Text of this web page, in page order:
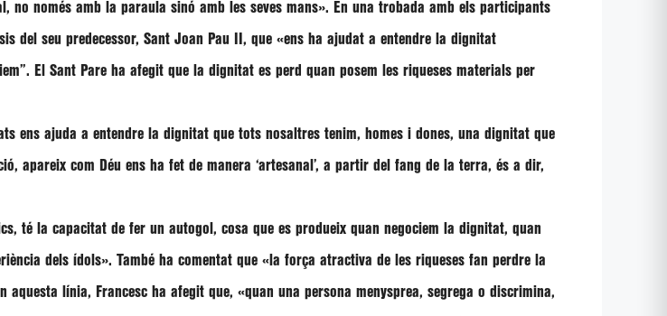
no només amb la paraula sinó amb les seves mans». En una trobada amb els participants
del seu predecessor, Sant Joan Pau II, que «ens ha ajudat a entendre la dignitat
. El Sant Pare ha afegit que la dignitat es perd quan posem les riqueses materials per
ens ajuda a entendre la dignitat que tots nosaltres tenim, homes i dones, una dignitat que
apareix com Déu ens ha fet de manera ‘artesanal’, a partir del fang de la terra, és a dir,
té la capacitat de fer un autogol, cosa que es produeix quan negociem la dignitat, quan
dels ídols». També ha comentat que «la força atractiva de les riqueses fan perdre la
aquesta línia, Francesc ha afegit que, «quan una persona menysprea, segrega o discrimina,